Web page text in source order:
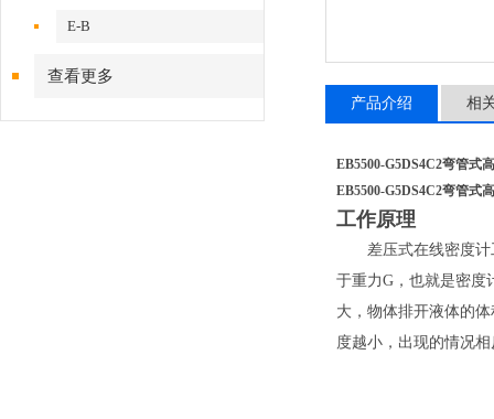
E-B
查看更多
产品介绍 相
EB5500-G5DS4C2弯管式
EB5500-G5DS4C2弯管式
工作原理
差压式在线密度计工
于重力G，也就是密度
大，物体排开液体的
度越小，出现的情况相